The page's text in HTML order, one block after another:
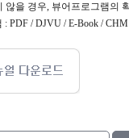
않을 경우, 뷰어프로그램의
PDF / DJVU / E-Book /